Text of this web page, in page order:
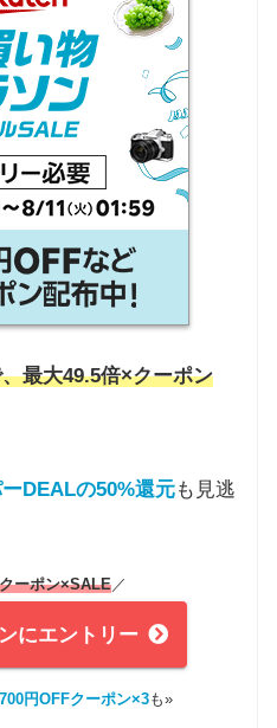
最大49.5倍×クーポン
DEALの50%還元も見逃
ーポン×SALE／
にエントリー
円OFFクーポン×3も»